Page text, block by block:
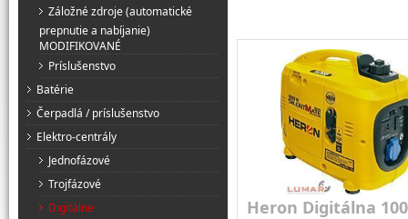
Záložné zdroje (automatické
prepnutie a nabíjanie)
MODIFIKOVANÉ
Príslušenstvo
Batérie
Čerpadlá / príslušenstvo
Elektro-centrály
Jednofázové
Trojfázové
Digitálne
Heron Digitálna